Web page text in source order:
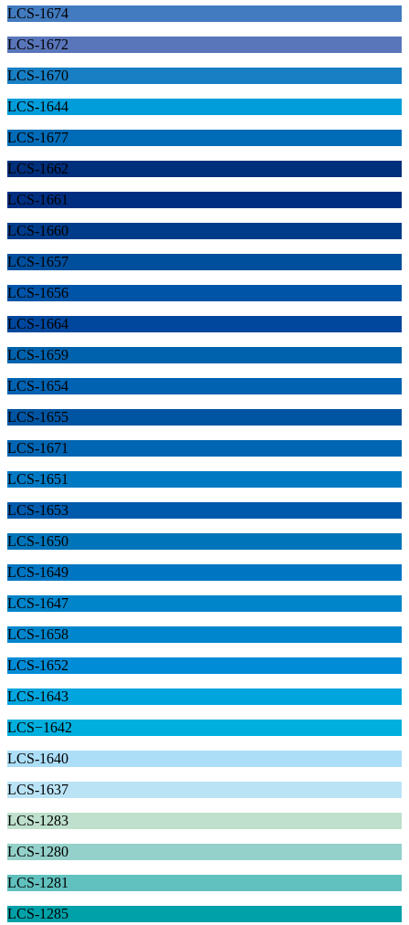
LCS-1674
LCS-1672
LCS-1670
LCS-1644
LCS-1677
LCS-1662
LCS-1661
LCS-1660
LCS-1657
LCS-1656
LCS-1664
LCS-1659
LCS-1654
LCS-1655
LCS-1671
LCS-1651
LCS-1653
LCS-1650
LCS-1649
LCS-1647
LCS-1658
LCS-1652
LCS-1643
LCS−1642
LCS-1640
LCS-1637
LCS-1283
LCS-1280
LCS-1281
LCS-1285